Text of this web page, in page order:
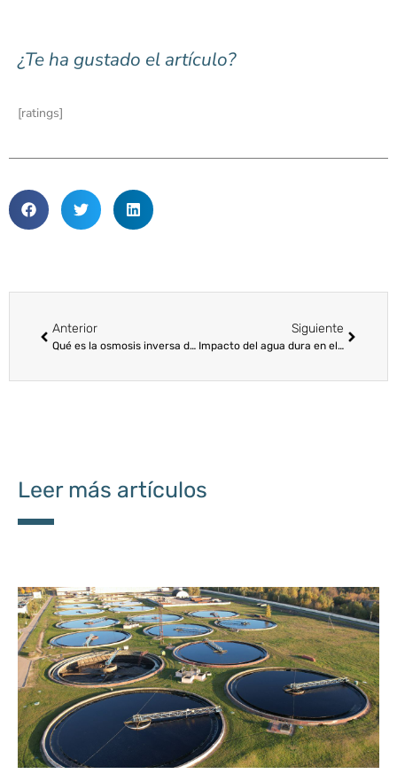
¿Te ha gustado el artículo?
[ratings]
Anterior
Qué es la osmosis inversa doméstica
Siguiente
Impacto del agua dura en electrodomésticos y cómo prevenir daños
Leer más artículos